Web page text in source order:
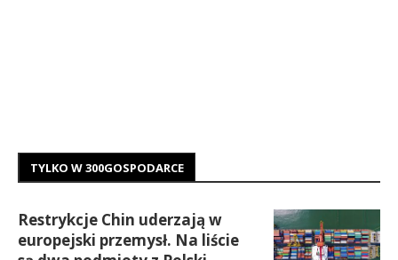
TYLKO W 300GOSPODARCE
Restrykcje Chin uderzają w
europejski przemysł. Na liście